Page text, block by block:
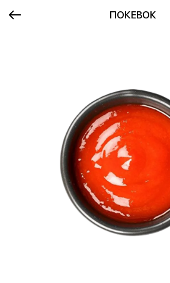
ПОКЕВОК